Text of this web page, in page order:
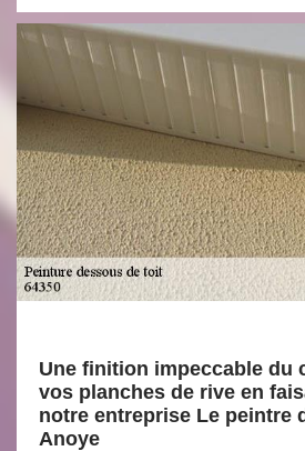
Une finition impeccable du
vos planches de rive en
notre entreprise Le peintre
Anoye